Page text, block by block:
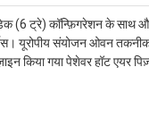
(6 ट्रे) कॉन्फ़िगरेशन के साथ
यूरोपीय संयोजन ओवन
किया गया पेशेवर हॉट एयर